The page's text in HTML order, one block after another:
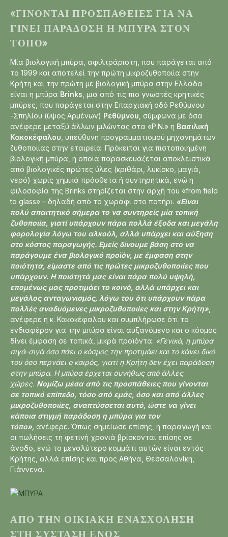
«ΓΊΝΟΝΤΑΙ ΠΡΟΣΠΆΘΕΙΕΣ ΓΙΑ ΝΑ
ΓΊΝΕΙ ΠΑΡΆΔΟΣΗ Η ΜΠΎΡΑ ΣΤΟΝ
ΤΌΠΟ»
Μία βιολογική μπύρα, αφιλτράριστη, που παράγεται από
το 1999 και αποτελεί την πρώτη μικροζυθοποιία στην
Κρήτη και την πρώτη με βιολογική μπύρα στην Ελλάδα
είναι η μπύρα Brinks , μια από τις πιο γνωστές κρητικές
μπύρες, που παράγεται στην Επαρχιακή οδό Ρεθύμνου
-Σπηλίου (ύψος Αρμένων) Ρεθύμνου , σύμφωνα με όσα
ανέφερε μεταξύ άλλων μιλώντας στα «Ρ.Ν.» η Βασιλική
Κακοκέφαλου , υπεύθυνη προγραμματισμού μηχανημάτων
ζυθοποιίας στην εταιρεία. Πρόκειται για πιστοποιημένη
βιολογική μπύρα, η οποία παρασκευάζεται αποκλειστικά
από βιολογικές πρώτες ύλες (κριθάρι, λυκίσκο, μαγιά,
νερό) χωρίς χημικά πρόσθετα ή συντηρητικά, ενώ η
φιλοσοφία της Brinks στηρίζεται στην αρχή του «from field
to glass» – δηλαδή από το χωράφι στο ποτήρι. «Είναι
πολύ απαιτητικό σήμερα το να συντηρείς μία τοπική
ζυθοποιία, γιατί υπάρχουν πάρα πολλά έξοδα και μεγάλη
φορολογία λόγω του αλκοόλ, αλλά υπάρχει και αύξηση
στο κόστος παραγωγής. Εμείς δίνουμε βάση στο να
παράγουμε ένα βιολογικό προϊόν, με έμφαση στην
ποιότητα, είμαστε από τις πρώτες μικροζυθοποιίες που
υπάρχουν. Η ποιότητά μας είναι πάρα πολύ υψηλή,
επομένως μας προτιμάει το κοινό, αλλά υπάρχει και
μεγάλος ανταγωνισμός, λόγω του ότι υπάρχουν πάρα
πολλές αναδυόμενες μικροζυθοποιίες και στην Κρήτη»
ανέφερε η κ. Κακοκέφαλου και συμπλήρωσε ότι το
ενδιαφέρον για την μπύρα είναι αυξανόμενο και ο κόσμος
δίνει έμφαση σε τοπικά, μικρά προϊόντα. «Γενικά, η μπύρα
σιγά-σιγά όσο πάει ο κόσμος την προτιμάει και το κάνει δικό
του όσο περνάει ο καιρός, γιατί η Κρήτη δεν έχει παράδοση
στην μπύρα. Η μπύρα έρχεται συνήθως από άλλες
χώρες. Νομίζω μέσα από τις προσπάθειες που γίνονται
σε τοπικό επίπεδο, τόσο από εμάς, όσο και από άλλες
μικροζυθοποιίες, αναπτύσσεται αυτό, ώστε να γίνει
κάποια στιγμή παράδοση η μπύρα για τον
τόπο», ανέφερε. Όπως σημείωσε επίσης, η παραγωγή και
οι πωλήσεις τη φετινή χρονιά βρίσκονται επίσης σε
άνοδο, ενώ το μεγαλύτερο κομμάτι αυτών είναι εντός
Κρήτης, αλλά επίσης και προς Αθήνα, Θεσσαλονίκη,
Γιάννενα.
ΑΠΌ ΤΗΝ ΟΙΚΙΑΚΉ ΕΝΑΣΧΌΛΗΣΗ
ΣΤΗ ΣΎΣΤΑΣΗ ΕΝΌΣ